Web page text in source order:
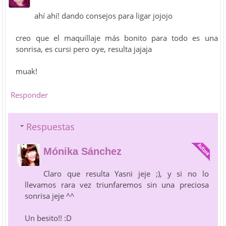
ahí ahí! dando consejos para ligar jojojo
creo que el maquillaje más bonito para todo es una
sonrisa, es cursi pero oye, resulta jajaja
muak!
Responder
Respuestas
Mónika Sánchez
Claro que resulta Yasni jeje ;), y si no lo
llevamos rara vez triunfaremos sin una preciosa
sonrisa jeje ^^
Un besito!! :D